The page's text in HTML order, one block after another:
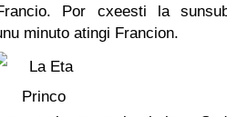
Por cxeesti la
minuto atingi Francion.